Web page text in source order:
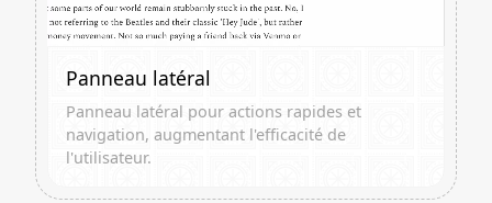
Panneau latéral
Panneau latéral pour actions rapides et
navigation, augmentant l'efficacité de
l'utilisateur.